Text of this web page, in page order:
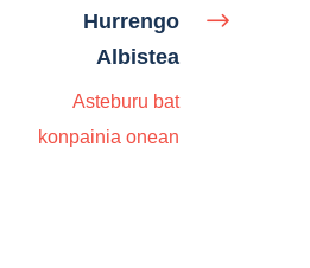
Hurrengo
Albistea
Asteburu bat
konpainia onean